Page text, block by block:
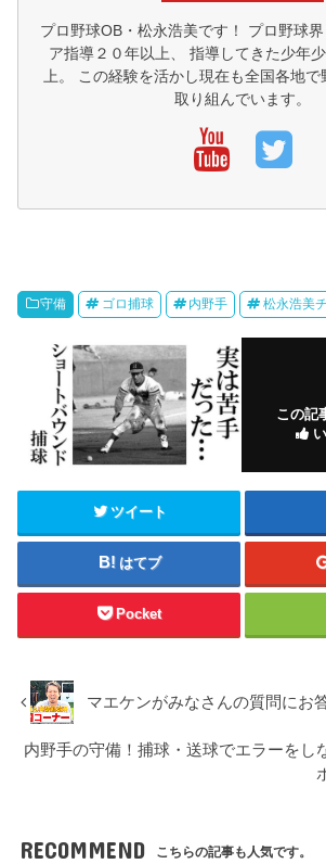
プロ野球OB・松永浩美です！ プロ野球
ア指導２０年以上、 指導してきた少年
上。 この経験を活かし現在も全国各地で
取り組んでいます。
守備 ゴロ捕球 内野手 松永浩美
この記
ツイート
はてブ
Pocket
マエケンがみなさんの質問にお
内野手の守備！捕球・送球でエラーをし
RECOMMEND こちらの記事も人気です。